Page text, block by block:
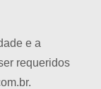
e a
requeridos